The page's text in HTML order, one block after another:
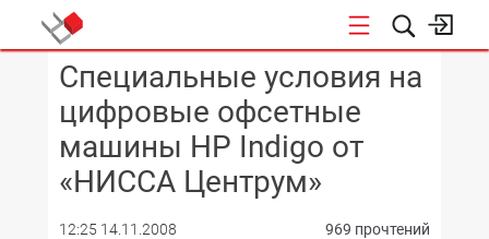
КОНФЕРЕНЦИИ
Cпециальные условия на
цифровые офсетные
машины HP Indigo от
«НИССА Центрум»
12:25 14.11.2008 969 прочтений